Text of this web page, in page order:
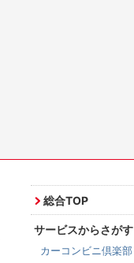
総合TOP
サービスからさがす
カーコンビニ倶楽部